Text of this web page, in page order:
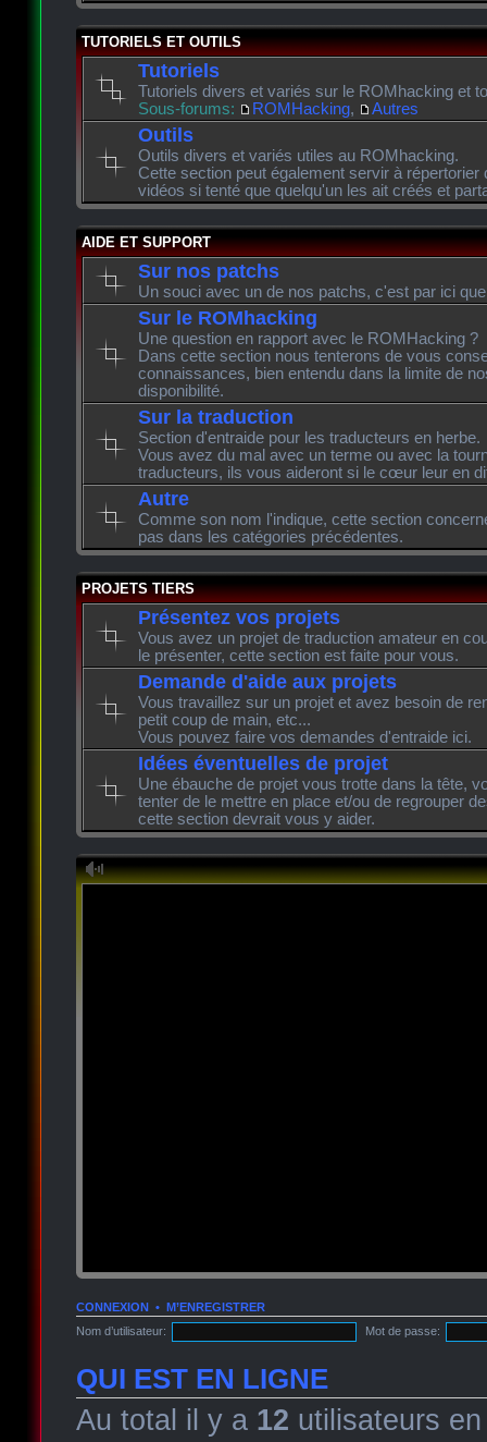
TUTORIELS ET OUTILS
Tutoriels
Tutoriels divers et variés sur le ROMhacking et
Sous-forums:
ROMHacking, Autres
Outils
Outils divers et variés utiles au ROMhacking.
Cette section peut également servir à
vidéos si tenté que quelqu'un les ait créés et
AIDE ET SUPPORT
Sur nos patchs
Un souci avec un de nos patchs, c'est par ici
Sur le ROMhacking
Une question en rapport avec le ROMHacking ?
Dans cette section nous tenterons de vous
connaissances, bien entendu dans la limite de
disponibilité.
Sur la traduction
Section d'entraide pour les traducteurs en herbe.
Vous avez du mal avec un terme ou avec la
traducteurs, ils vous aideront si le cœur leur en
Autre
Comme son nom l'indique, cette section
pas dans les catégories précédentes.
PROJETS TIERS
Présentez vos projets
Vous avez un projet de traduction amateur en
le présenter, cette section est faite pour vous.
Demande d'aide aux projets
Vous travaillez sur un projet et avez besoin de
petit coup de main, etc...
Vous pouvez faire vos demandes d'entraide ici.
Idées éventuelles de projet
Une ébauche de projet vous trotte dans la tête,
tenter de le mettre en place et/ou de regrouper
cette section devrait vous y aider.
CONNEXION • M’ENREGISTRER
Nom d’utilisateur:
Mot de passe:
QUI EST EN LIGNE
Au total il y a 12 utilisateurs